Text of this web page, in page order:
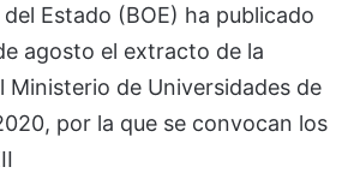
Estado (BOE) ha publicado
agosto el extracto de la
Ministerio de Universidades de
por la que se convocan los